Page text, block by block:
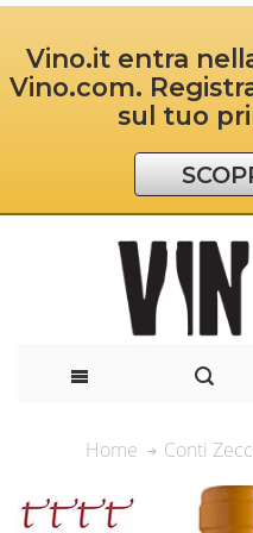
Vino.it entra
Vino.com.
sul tuo
Home Conti